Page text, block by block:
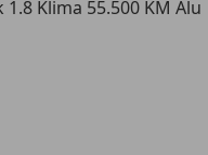
1.8 Klima 55.500 KM Alu